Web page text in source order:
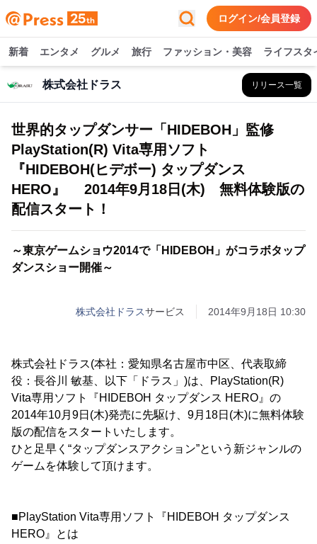
ログイン/会員登録
新着 エンタメ グルメ 旅行 ファッション・美容 ライフスタ
株式会社ドラス リリース一覧
世界的タップダンサー「HIDEBOH」監修
PlayStation(R) Vita専用ソフト
『HIDEBOH(ヒデボー) タップダンス
HERO』 2014年9月18日(木) 無料体験版の
配信スタート！
～東京ゲームショウ2014で「HIDEBOH」がコラボタップ
ダンスショー開催～
株式会社ドラスサービス 2014年9月18日 10:30
株式会社ドラス(本社：愛知県名古屋市中区、代表取締
役：長谷川 敏基、以下「ドラス」)は、PlayStation(R)
Vita専用ソフト『HIDEBOH タップダンス HERO』の
2014年10月9日(木)発売に先駆け、9月18日(木)に無料体験
版の配信をスタートいたします。
ひと足早く“タップダンスアクション”という新ジャンルの
ゲームを体験して頂けます。
■PlayStation Vita専用ソフト『HIDEBOH タップダンス
HERO』とは